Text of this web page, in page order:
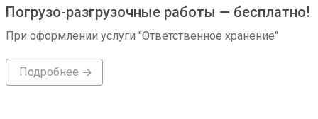
Погрузо-разгрузочные работы — бесплатно!
При оформлении услуги "Ответственное хранение"
Подробнее